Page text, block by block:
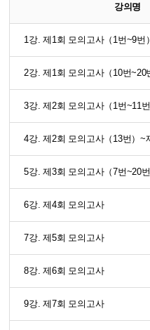
강의명
1강. 제1회 모의고사（1번~9번
2강. 제1회 모의고사（10번~20
3강. 제2회 모의고사（1번~11번
4강. 제2회 모의고사（13번）~
5강. 제3회 모의고사（7번~20번
6강. 제4회 모의고사
7강. 제5회 모의고사
8강. 제6회 모의고사
9강. 제7회 모의고사